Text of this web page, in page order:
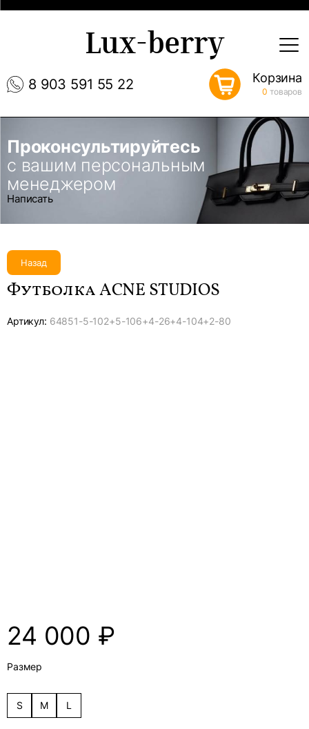
8 903 591 55 22
Lux-berry
Корзина
0 товаров
Проконсультируйтесь
с вашим персональным
менеджером
Написать
Назад
Футболка ACNE STUDIOS
Артикул: 64851-5-102+5-106+4-26+4-104+2-80
24 000 ₽
Размер
S M L